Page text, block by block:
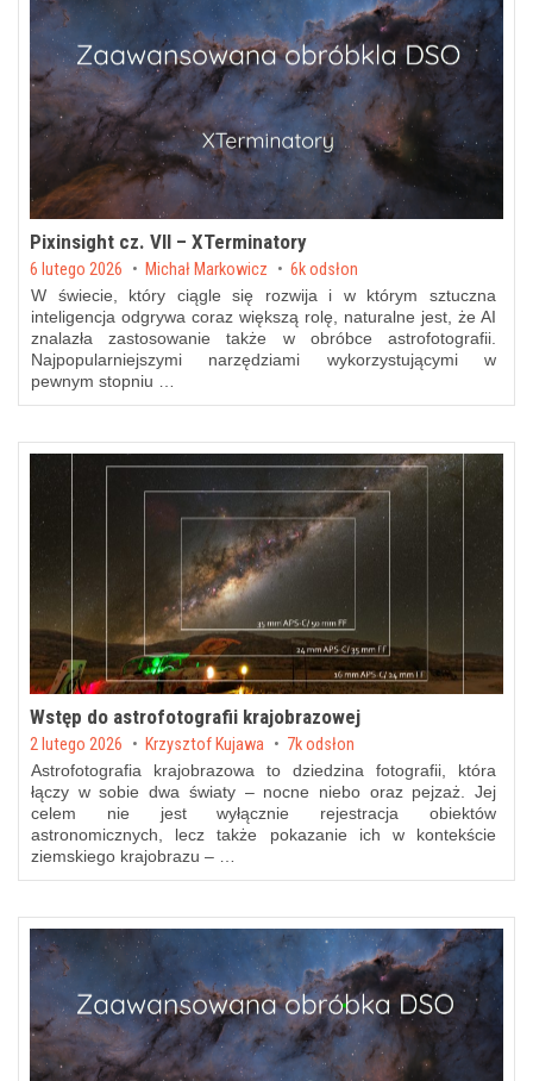
Pixinsight cz. VII – XTerminatory
Posted on
6 lutego 2026 by Michał Markowicz 6k odsłon
W świecie, który ciągle się rozwija i w którym sztuczna
inteligencja odgrywa coraz większą rolę, naturalne jest, że AI
znalazła zastosowanie także w obróbce astrofotografii.
Najpopularniejszymi narzędziami wykorzystującymi w
pewnym stopniu …
Wstęp do astrofotografii krajobrazowej
Posted on
2 lutego 2026 byKrzysztof Kujawa 7k odsłon
Astrofotografia krajobrazowa to dziedzina fotografii, która
łączy w sobie dwa światy – nocne niebo oraz pejzaż. Jej
celem nie jest wyłącznie rejestracja obiektów
astronomicznych, lecz także pokazanie ich w kontekście
ziemskiego krajobrazu – …